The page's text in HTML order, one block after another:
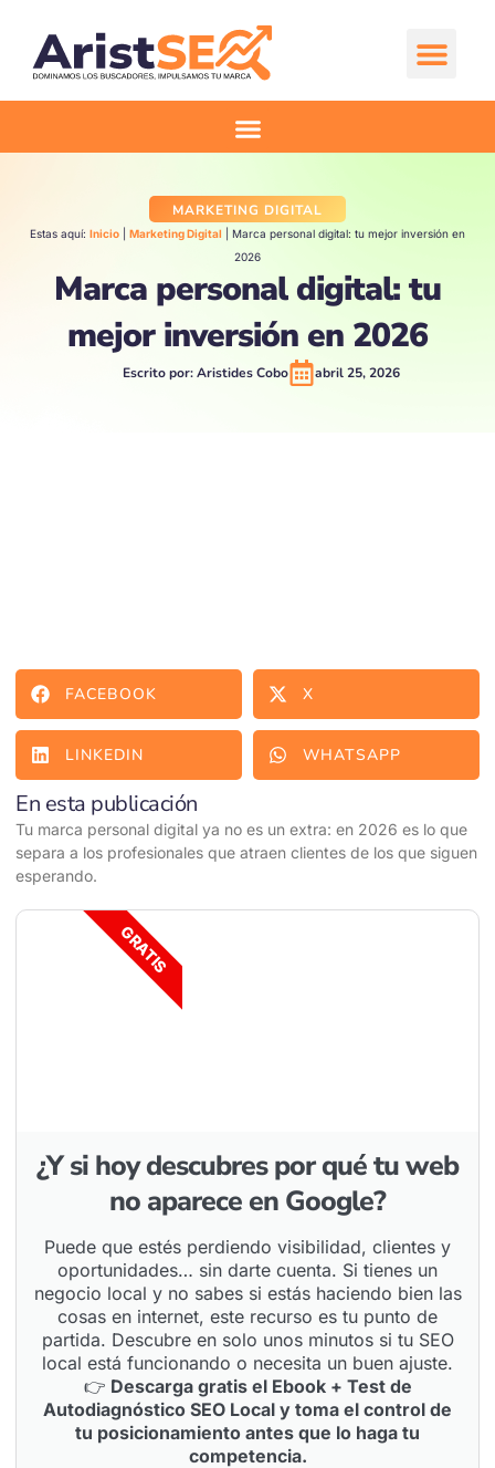
contenido
MARKETING DIGITAL
Estas aquí: Inicio Marketing Digital
Marca personal digital: tu mejor inversión en
2026
Marca personal digital: tu
mejor inversión en 2026
Escrito por:Aristides Cobo abril 25, 2026
FACEBOOK X
LINKEDIN WHATSAPP
En esta publicación
Tu marca personal digital ya no es un extra: en 2026 es lo que
separa a los profesionales que atraen clientes de los que siguen
esperando.
¿Y si hoy descubres por qué tu web
no aparece en Google?
Puede que estés perdiendo visibilidad, clientes y
oportunidades… sin darte cuenta. Si tienes un
negocio local y no sabes si estás haciendo bien las
cosas en internet, este recurso es tu punto de
partida. Descubre en solo unos minutos si tu SEO
local está funcionando o necesita un buen ajuste.
👉 Descarga gratis el Ebook + Test de
Autodiagnóstico SEO Local y toma el control de
tu posicionamiento antes que lo haga tu
competencia.
GRATIS